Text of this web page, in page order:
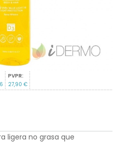
PVPR:
27,90 €
ligera no grasa que